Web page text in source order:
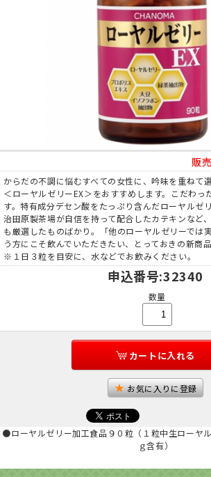
販
からだの不調に悩むすべての女性に、吟味を重ねて
＜ローヤルゼリーEX＞をおすすめします。こだわっ
す。特有成分デセン酸をたっぷり含んだローヤルゼ
治田原製茶場が自信を持って配合したカテキンなど
も厳選したものばかり。「他のローヤルゼリーでは
う方にこそ飲んでいただきたい、とっておきの新商品
※１日３粒を目安に、水などでお飲みください。
申込番号:32340
数量
カートに入れる
お気に入りに登録
●ローヤルゼリー加工食品９０粒（１粒中生ローヤ
ｇ含有）